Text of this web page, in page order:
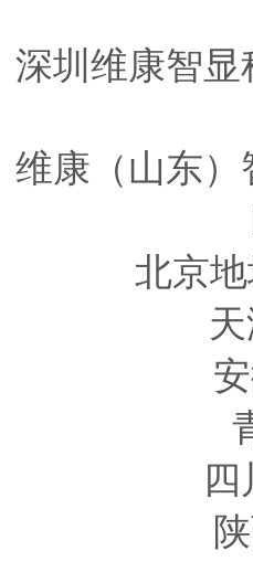
深圳维康智
维康（山东
北京
四